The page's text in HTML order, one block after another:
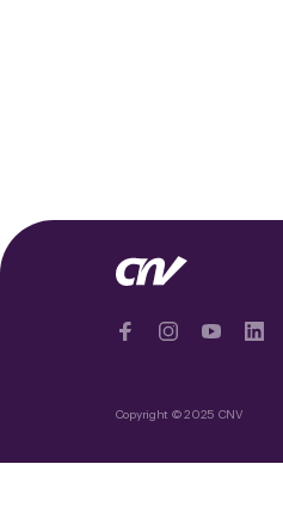
Copyright © 2025 CNV